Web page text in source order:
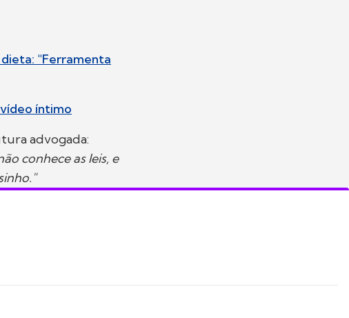
dieta: "Ferramenta
íntimo
advogada:
conhece as leis, e